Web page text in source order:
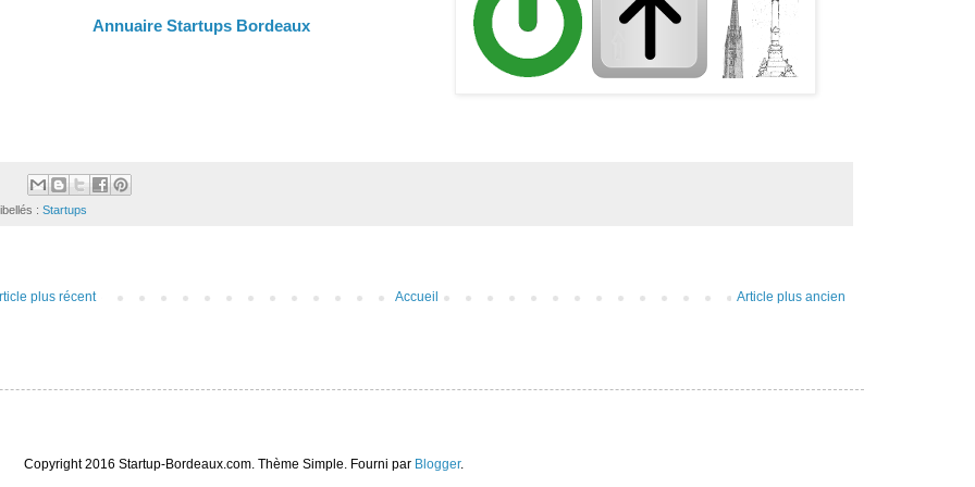
Annuaire Startups Bordeaux
: Startups
plus récent Article plus ancien
Accueil
Copyright 2016 Startup-Bordeaux.com. Thème Simple. Fourni par Blogger.